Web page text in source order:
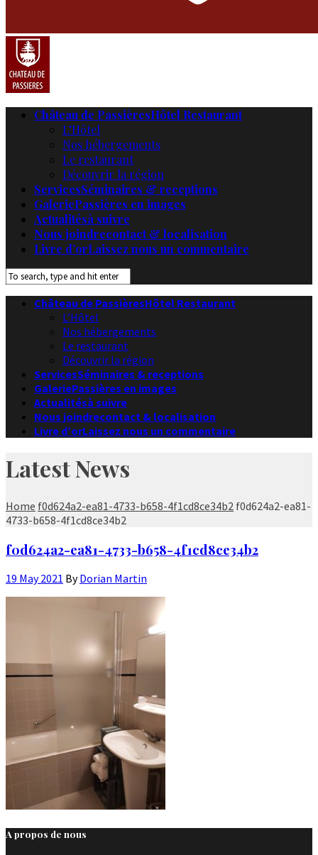
Château de PassièresHôtel Restaurant
L’Hôtel
Nos hébergements
Le restaurant
Découvrir la région
ServicesSéminaires & receptions
GaleriePassières en images
Actualitésà suivre
Nous joindrecontact & localisation
Livre d’orLaissez nous un commentaire
Château de PassièresHôtel Restaurant
L’Hôtel
Nos hébergements
Le restaurant
Découvrir la région
ServicesSéminaires & receptions
GaleriePassières en images
Actualitésà suivre
Nous joindrecontact & localisation
Livre d’orLaissez nous un commentaire
Latest News
Home f0d624a2-ea81-4733-b658-4f1cd8ce34b2 f0d624a2-ea81-
4733-b658-4f1cd8ce34b2
f0d624a2-ea81-4733-b658-4f1cd8ce34b2
19 May 2021 ByDorian Martin
A propos de nous